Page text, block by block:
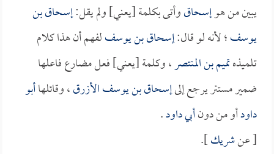
يبين من هوإسحاقوأتى بكلمة [يعني] ولم يقل:إسحاق بن
يوسف؛ لأنه لو قال:إسحاق بن يوسفلفهم أن هذا كلام
تلميذهتميم بن المنتصر، وكلمة [يعني] فعل مضارع فاعلها
ضمير مستتر يرجع إلىإسحاق بن يوسف الأزرق، وقائلهاأبو
داودأو من دونأبي داود.
[ عنشريك].